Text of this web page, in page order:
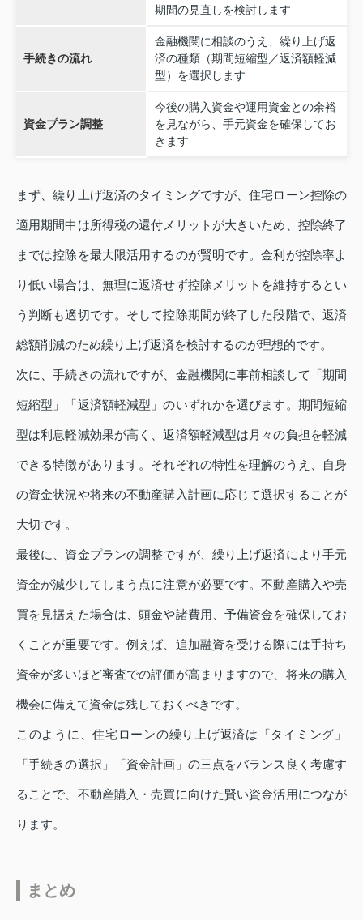
期間の見直しを検討します
手続きの流れ
金融機関に相談のうえ、繰り上げ返
済の種類（期間短縮型／返済額軽減
型）を選択します
資金プラン調整
今後の購入資金や運用資金との余裕
を見ながら、手元資金を確保してお
きます
まず、繰り上げ返済のタイミングですが、住宅ローン控除の
適用期間中は所得税の還付メリットが大きいため、控除終了
までは控除を最大限活用するのが賢明です。金利が控除率よ
り低い場合は、無理に返済せず控除メリットを維持するとい
う判断も適切です。そして控除期間が終了した段階で、返済
総額削減のため繰り上げ返済を検討するのが理想的です。
次に、手続きの流れですが、金融機関に事前相談して「期間
短縮型」「返済額軽減型」のいずれかを選びます。期間短縮
型は利息軽減効果が高く、返済額軽減型は月々の負担を軽減
できる特徴があります。それぞれの特性を理解のうえ、自身
の資金状況や将来の不動産購入計画に応じて選択することが
大切です。
最後に、資金プランの調整ですが、繰り上げ返済により手元
資金が減少してしまう点に注意が必要です。不動産購入や売
買を見据えた場合は、頭金や諸費用、予備資金を確保してお
くことが重要です。例えば、追加融資を受ける際には手持ち
資金が多いほど審査での評価が高まりますので、将来の購入
機会に備えて資金は残しておくべきです。
このように、住宅ローンの繰り上げ返済は「タイミング」
「手続きの選択」「資金計画」の三点をバランス良く考慮す
ることで、不動産購入・売買に向けた賢い資金活用につなが
ります。
まとめ